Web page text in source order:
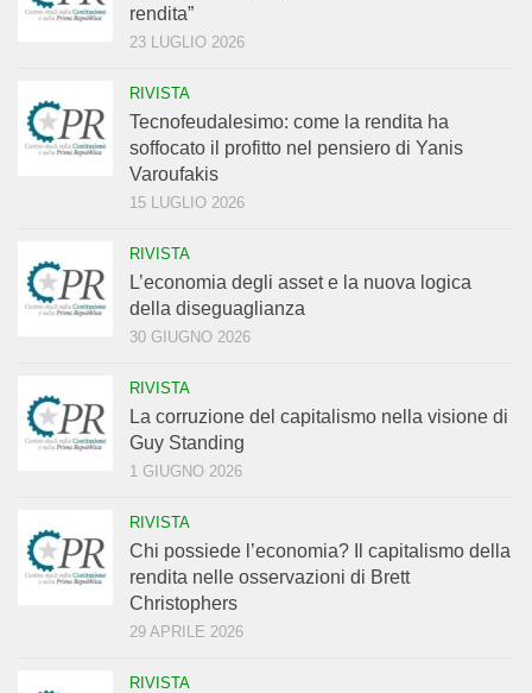
rendita”
23 LUGLIO 2026
RIVISTA
Tecnofeudalesimo: come la rendita ha
soffocato il profitto nel pensiero di Yanis
Varoufakis
15 LUGLIO 2026
RIVISTA
L’economia degli asset e la nuova logica
della diseguaglianza
30 GIUGNO 2026
RIVISTA
La corruzione del capitalismo nella visione di
Guy Standing
1 GIUGNO 2026
RIVISTA
Chi possiede l’economia? Il capitalismo della
rendita nelle osservazioni di Brett
Christophers
29 APRILE 2026
RIVISTA